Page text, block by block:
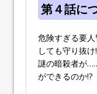
第４話に
危険すぎる要
しても守り抜
謎の暗殺者が
ができるのか!?